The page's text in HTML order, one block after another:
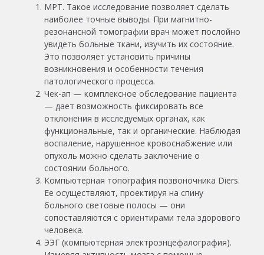
МРТ. Такое исследование позволяет сделать
наиболее точные выводы. При магнитно-
резонансной томографии врач может послойно
увидеть больные ткани, изучить их состояние.
Это позволяет установить причины
возникновения и особенности течения
патологического процесса.
Чек-ап — комплексное обследование пациента
— дает возможность фиксировать все
отклонения в исследуемых органах, как
функциональные, так и органические. Наблюдая
воспаление, нарушенное кровоснабжение или
опухоль можно сделать заключение о
состоянии больного.
Компьютерная топография позвоночника Diers.
Ее осуществляют, проектируя на спину
больного световые полосы — они
сопоставляются с ориентирами тела здорового
человека.
ЭЭГ (компьютерная электроэнцефалография).